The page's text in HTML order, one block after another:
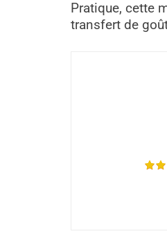
Pratique, cette
transfert de